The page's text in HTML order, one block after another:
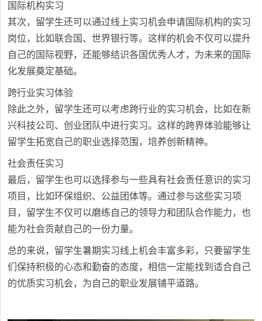
国际机构实习
其次，留学生还可以通过线上实习机会申请国际机构的实习
岗位，比如联合国、世界银行等。这样的机会不仅可以提升
自己的国际视野，还能够结识各国优秀人才，为未来的国际
化发展奠定基础。
跨行业实习体验
除此之外，留学生还可以考虑跨行业的实习机会，比如在新
兴科技公司、创业团队中进行实习。这样的跨界体验能够让
留学生拓宽自己的职业选择范围，培养创新精神。
社会责任实习
最后，留学生也可以选择参与一些具有社会责任意识的实习
项目，比如环保组织、公益团体等。通过参与这些实习项
目，留学生不仅可以磨练自己的领导力和团队合作能力，也
能为社会贡献自己的一份力量。
总的来说，留学生暑期实习线上机会丰富多彩，只要留学生
们保持积极的心态和勤奋的态度，相信一定能找到适合自己
的优质实习机会，为自己的职业发展铺平道路。